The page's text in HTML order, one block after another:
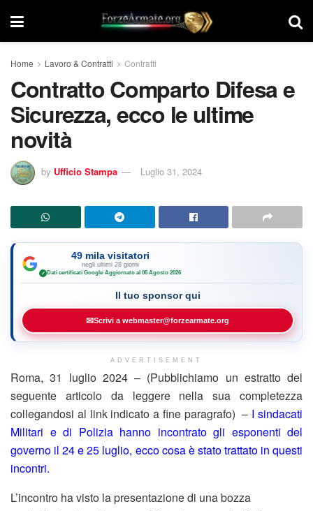
Home Lavoro & Contratti Contratti
Contratto Comparto Difesa e
Sicurezza, ecco le ultime
novità
by Ufficio Stampa Luglio 31, 2024
49 mila visitatori
negli ultimi 28 giorni
✓ Dati certificati Google·Aggiornato al 06 Agosto 2026
Il tuo sponsor qui
✉Scrivi a webmaster@forzearmate.org
ADVERTISEMENT
Roma, 31 luglio 2024 – (Pubblichiamo un estratto del
seguente articolo da leggere nella sua completezza
collegandosi al link indicato a fine paragrafo) – I sindacati
Militari e di Polizia hanno incontrato gli esponenti del
governo il 24 e 25 luglio, ecco cosa è stato trattato in questi
incontri.
L’incontro ha visto la presentazione di una bozza